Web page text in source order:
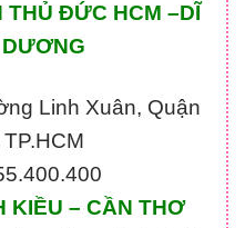
THỦ ĐỨC HCM –DĨ
Linh Xuân, Quận
KIỀU – CẦN THƠ